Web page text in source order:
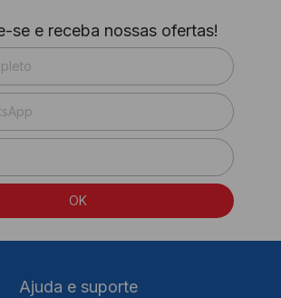
se e receba nossas ofertas!
Ajuda e suporte